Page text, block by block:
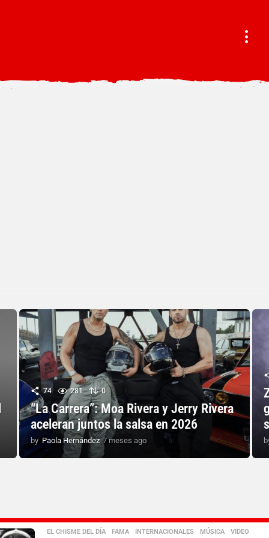
74 281 0
“La Carrera”: Moa Rivera y Jerry Rivera
aceleran juntos la salsa en 2026
by Paola Hernández 7 meses ago
g
o
EL CHISME DEL DÍA ,FAMA ,INTERNACIONALES ,MÚSICA ,VIDEO